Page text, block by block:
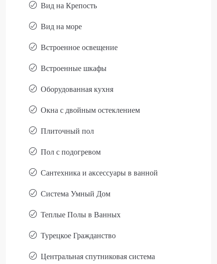
Вид на Крепость
Вид на море
Встроенное освещение
Встроенные шкафы
Оборудованная кухня
Окна с двойным остеклением
Плиточный пол
Пол с подогревом
Сантехника и аксессуары в ванной
Система Умный Дом
Теплые Полы в Ванных
Турецкое Гражданство
Центральная спутниковая система